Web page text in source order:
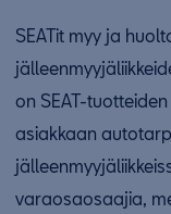
SEATit myy ja
on SEAT-
asiakkaan
varaosaosaajia,